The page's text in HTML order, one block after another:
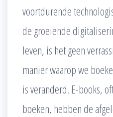
voortdurende
de groeiende
leven, is het geen
manier waarop we
is veranderd. E-books,
boeken, hebben de